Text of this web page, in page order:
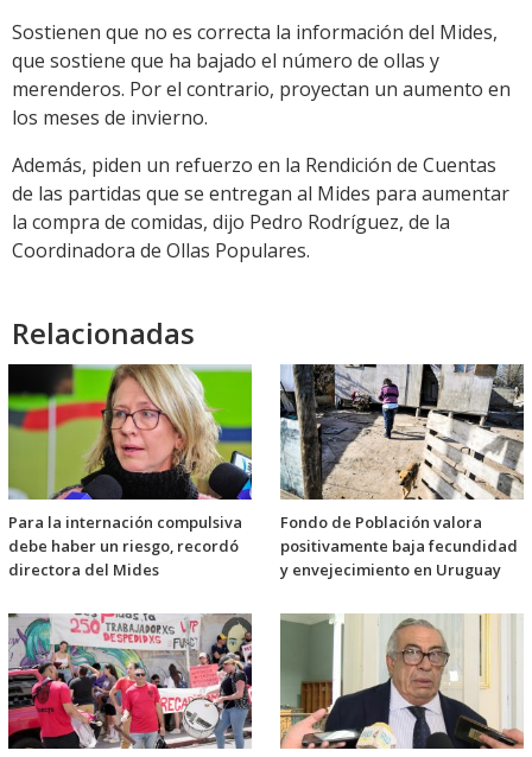
Sostienen que no es correcta la información del Mides,
que sostiene que ha bajado el número de ollas y
merenderos. Por el contrario, proyectan un aumento en
los meses de invierno.
Además, piden un refuerzo en la Rendición de Cuentas
de las partidas que se entregan al Mides para aumentar
la compra de comidas, dijo Pedro Rodríguez, de la
Coordinadora de Ollas Populares.
Relacionadas
Para la internación compulsiva
debe haber un riesgo, recordó
directora del Mides
Fondo de Población valora
positivamente baja fecundidad
y envejecimiento en Uruguay